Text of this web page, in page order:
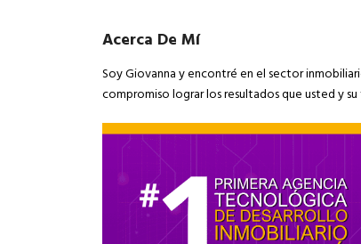
Acerca De Mí
Soy Giovanna y encontré en el sector
compromiso lograr los resultados que usted y